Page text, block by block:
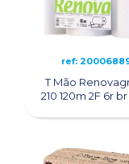
ref:
T Mão
210 120m 2F 6r br